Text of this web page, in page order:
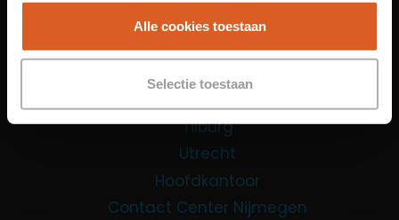
Alle cookies toestaan
Selectie toestaan
Leiden
Maastricht
Tilburg
Utrecht
Hoofdkantoor
Contact Center Nijmegen